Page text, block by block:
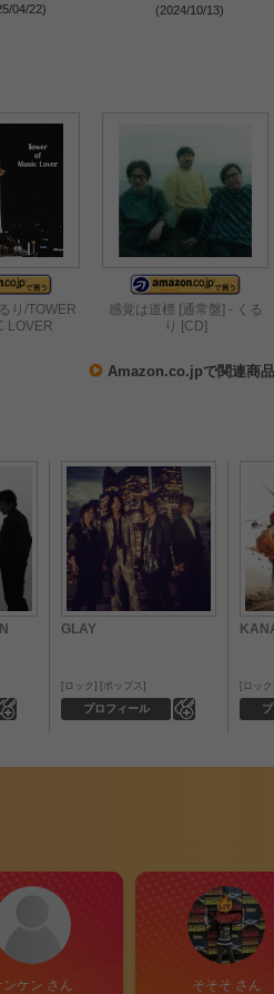
04/22) (2024/10/13)
り/TOWER
LOVER
感覚は道標 [通常盤] - くる
り [CD]
Amazon.co.jpで関連商
GLAY
プロフィール
ロック ポップス ロック
ンケン さん そそそ さん